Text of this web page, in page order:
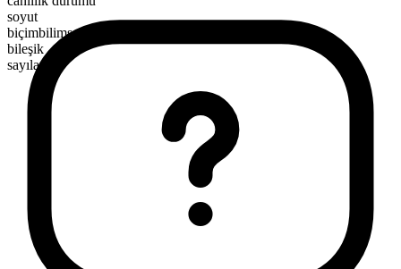
soyut
biçimbilimsel yapı
bileşik
sayılamaz